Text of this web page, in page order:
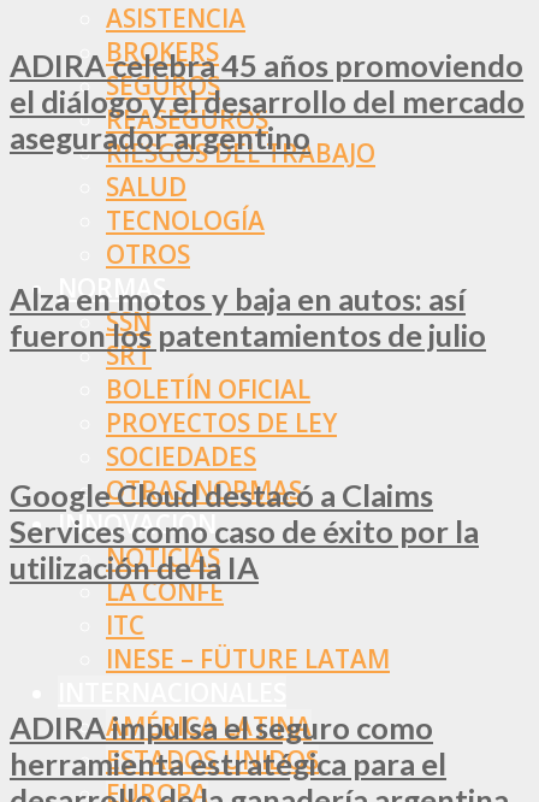
ASISTENCIA
BROKERS
SEGUROS
REASEGUROS
RIESGOS DEL TRABAJO
SALUD
TECNOLOGÍA
OTROS
NORMAS
SSN
SRT
BOLETÍN OFICIAL
PROYECTOS DE LEY
SOCIEDADES
OTRAS NORMAS
INNOVACIÓN
NOTICIAS
LA CONFE
ITC
INESE – FÜTURE LATAM
AMÉRICA LATINA
ESTADOS UNIDOS
EUROPA
ADIRA celebra 45 años promoviendo
el diálogo y el desarrollo del mercado
asegurador argentino
Alza en motos y baja en autos: así
fueron los patentamientos de julio
Google Cloud destacó a Claims
Services como caso de éxito por la
utilización de la IA
ADIRA impulsa el seguro como
herramienta estratégica para el